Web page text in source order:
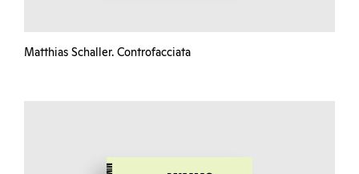
Matthias Schaller. Controfacciata